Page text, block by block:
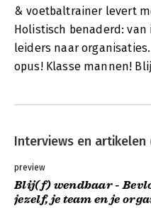
& voetbaltrainer levert
Holistisch benaderd:
leiders naar
opus! Klasse mannen!
Interviews en artikelen
preview
Blij(f) wendbaar -
jezelf, je team en je